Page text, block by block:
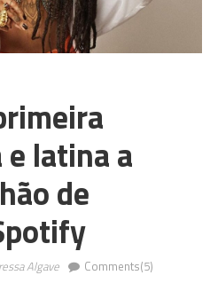
latina a
de
Algave Comments(5)